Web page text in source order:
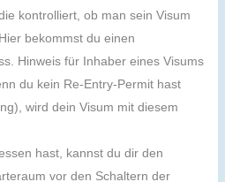
kontrolliert, ob man sein Visum
bekommst du einen
Hinweis für Inhaber eines Visums
du kein Re-Entry-Permit hast
wird dein Visum mit diesem
hast, kannst du dir den
vor den Schaltern der